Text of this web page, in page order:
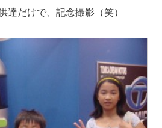
達だけで、記念撮影（笑）